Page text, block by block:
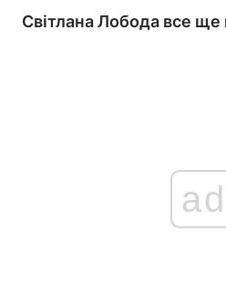
Світлана Лобода все ще
ad